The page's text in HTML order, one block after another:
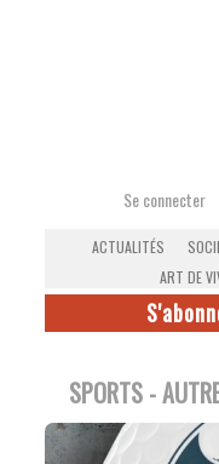
Se connecter
ACTUALITÉS
ART DE
SPORTS -